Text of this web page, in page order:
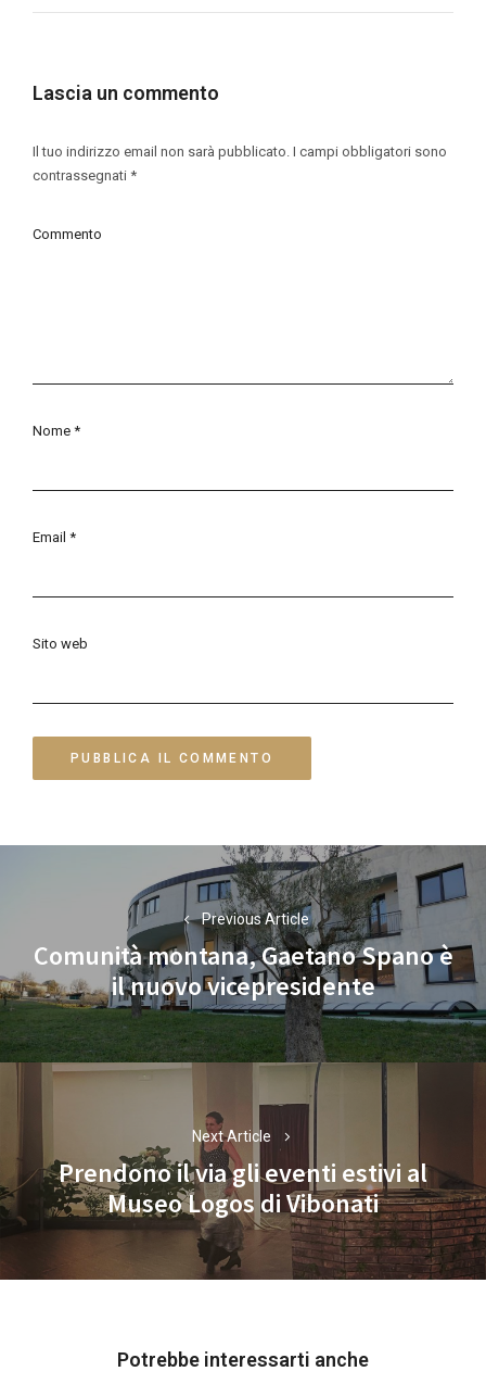
Lascia un commento
Il tuo indirizzo email non sarà pubblicato. I campi obbligatori sono
contrassegnati *
Commento
Nome *
Email *
Sito web
Previous Article
Previous
post:
Comunità montana, Gaetano Spano è
il nuovo vicepresidente
Next Article
Next
post:
Prendono il via gli eventi estivi al
Museo Logos di Vibonati
Potrebbe interessarti anche